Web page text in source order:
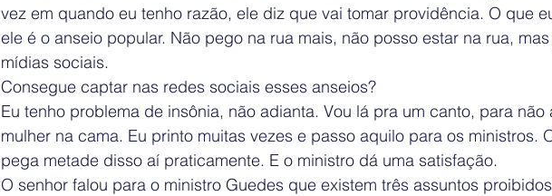
vez em quando eu tenho razão, ele diz que vai tomar providência. O que
ele é o anseio popular. Não pego na rua mais, não posso estar na rua,
mídias sociais.
Consegue captar nas redes sociais esses anseios?
Eu tenho problema de insônia, não adianta. Vou lá pra um canto, para não
mulher na cama. Eu printo muitas vezes e passo aquilo para os ministros.
pega metade disso aí praticamente. E o ministro dá uma satisfação.
O senhor falou para o ministro Guedes que existem três assuntos